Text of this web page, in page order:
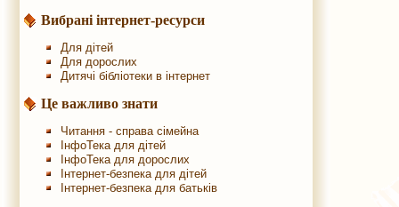
Вибрані інтернет-ресурси
Для дітей
Для дорослих
Дитячі бібліотеки в інтернет
Це важливо знати
Читання - справа сімейна
ІнфоТека для дітей
ІнфоТека для дорослих
Інтернет-безпека для дітей
Інтернет-безпека для батьків